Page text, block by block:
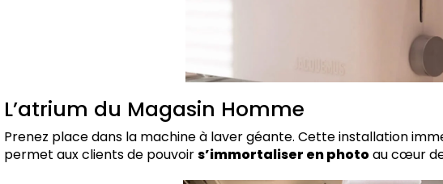
L’atrium du Magasin Homme
Prenez place dans la machine à laver géante. Cette installation
permet aux clients de pouvoirs’immortaliser en photoau cœur